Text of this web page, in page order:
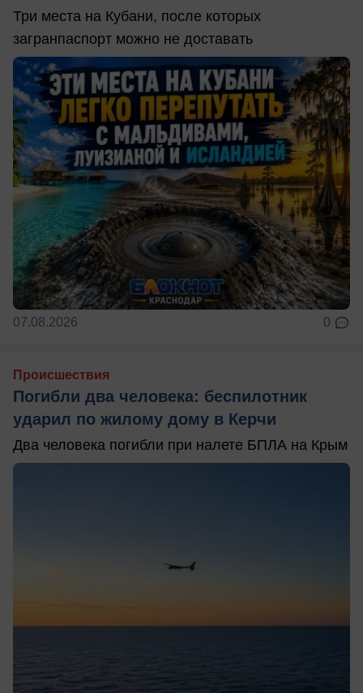
Три места на Кубани, после которых
загранпаспорт можно не доставать
07.08.2026 0
Происшествия
Погибли два человека: беспилотник
ударил по жилому дому в Керчи
Два человека погибли при налете БПЛА на Крым